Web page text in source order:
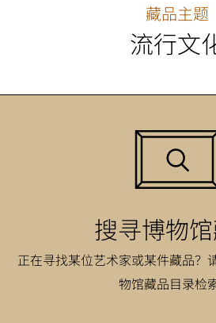
藏品主题
流行文
搜寻博物
正在寻找某位艺术家或某件藏品？
物馆藏品目录检